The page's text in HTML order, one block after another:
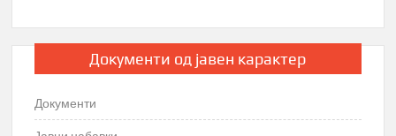
Документи од јавен карактер
Документи